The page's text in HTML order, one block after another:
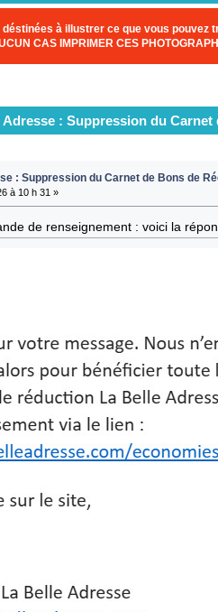
à illustrer ce que vous
CAS IMPRIMER CES
: Suppression du
: Suppression du Carnet de Bons de
à 10 h 31 »
de renseignement : voici la